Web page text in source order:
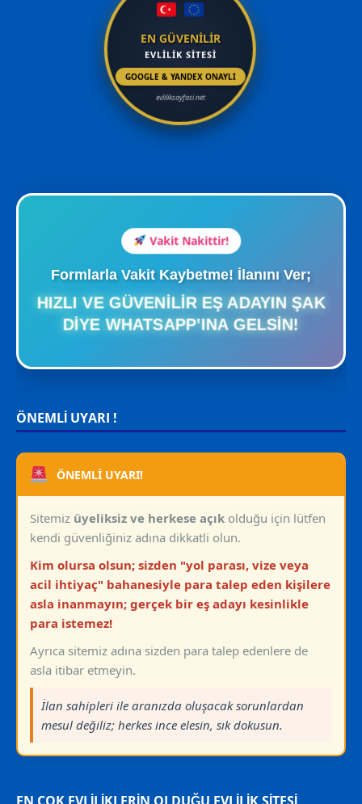
EN GÜVENİLİR
EVLİLİK SİTESİ
GOOGLE & YANDEX ONAYLI
evliliksayfasi.net
Vakit Nakittir!
Formlarla Vakit Kaybetme! İlanını Ver;
HIZLI VE GÜVENILIR EŞ ADAYIN ŞAK
DIYE WHATSAPP’INA GELSIN!
ÖNEMLİ UYARI !
ÖNEMLİ UYARI!
Sitemiz üyeliksiz ve herkese açık olduğu için lütfen
kendi güvenliğiniz adına dikkatli olun.
Kim olursa olsun; sizden "yol parası, vize veya
acil ihtiyaç" bahanesiyle para talep eden kişilere
asla inanmayın; gerçek bir eş adayı kesinlikle
para istemez!
Ayrıca sitemiz adına sizden para talep edenlere de
asla itibar etmeyin.
İlan sahipleri ile aranızda oluşacak sorunlardan
mesul değiliz; herkes ince elesin, sık dokusun.